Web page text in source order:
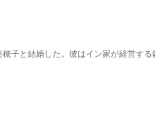
子と結婚した。彼はイン家が経営す